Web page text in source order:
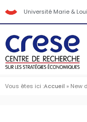
Université Marie &
Vous êtes ici :Accueil » New